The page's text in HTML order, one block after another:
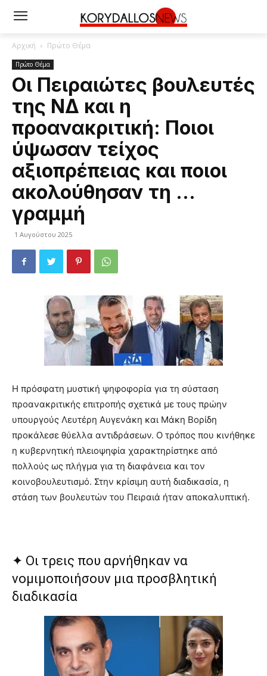
Αρχική Πρώτο Θέμα
Πρώτο Θέμα
Οι Πειραιώτες βουλευτές
της ΝΔ και η
προανακριτική: Ποιοι
ύψωσαν τείχος
αξιοπρέπειας και ποιοι
ακολούθησαν τη …
γραμμή
1 Αυγούστου 2025
Η πρόσφατη μυστική ψηφοφορία για τη σύσταση
προανακριτικής επιτροπής σχετικά με τους πρώην
υπουργούς Λευτέρη Αυγενάκη και Μάκη Βορίδη
προκάλεσε θύελλα αντιδράσεων. Ο τρόπος που κινήθηκε
η κυβερνητική πλειοψηφία χαρακτηρίστηκε από
πολλούς ως πλήγμα για τη διαφάνεια και τον
κοινοβουλευτισμό. Στην κρίσιμη αυτή διαδικασία, η
στάση των βουλευτών του Πειραιά ήταν αποκαλυπτική.
✦ Οι τρεις που αρνήθηκαν να
νομιμοποιήσουν μια προσβλητική
διαδικασία